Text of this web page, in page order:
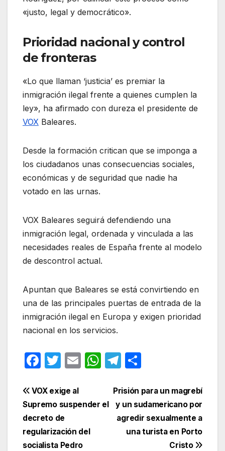
«justo, legal y democrático».
Prioridad nacional y control
de fronteras
«Lo que llaman ‘justicia’ es premiar la
inmigración ilegal frente a quienes cumplen la
ley», ha afirmado con dureza el presidente de
VOX Baleares.
Desde la formación critican que se imponga a
los ciudadanos unas consecuencias sociales,
económicas y de seguridad que nadie ha
votado en las urnas.
VOX Baleares seguirá defendiendo una
inmigración legal, ordenada y vinculada a las
necesidades reales de España frente al modelo
de descontrol actual.
Apuntan que Baleares se está convirtiendo en
una de las principales puertas de entrada de la
inmigración ilegal en Europa y exigen prioridad
nacional en los servicios.
F
c
e
b
o
T
itt
er
E
W
at
s
T
e
gr
a
m
m
p
ar
tir
Navegación
de
entradas
Prisión para un magrebí
y un sudamericano por
agredir sexualmente a
una turista en Porto
Cristo
VOX exige al
Supremo suspender el
decreto de
regularización del
socialista Pedro